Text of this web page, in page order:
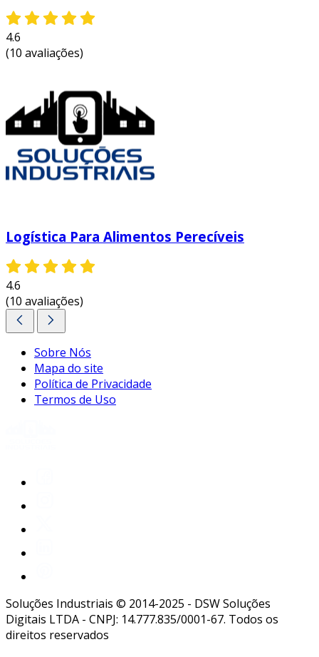
4.6
(10 avaliações)
Logística Para Alimentos Perecíveis
4.6
(10 avaliações)
Sobre Nós
Mapa do site
Política de Privacidade
Termos de Uso
Soluções Industriais © 2014-2025 - DSW Soluções
Digitais LTDA - CNPJ: 14.777.835/0001-67. Todos os
direitos reservados